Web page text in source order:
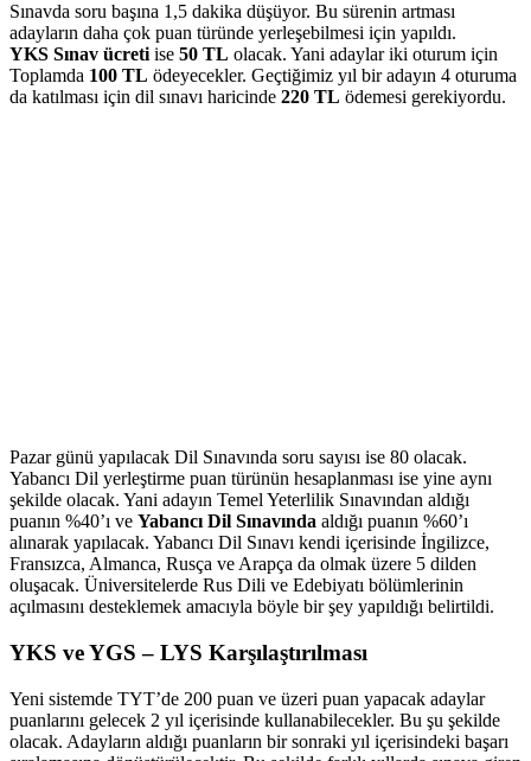
Sınavda soru başına 1,5 dakika düşüyor. Bu sürenin artması
adayların daha çok puan türünde yerleşebilmesi için yapıldı.
YKS Sınav ücreti ise 50 TL olacak. Yani adaylar iki oturum için
Toplamda 100 TL ödeyecekler. Geçtiğimiz yıl bir adayın 4 oturuma
da katılması için dil sınavı haricinde 220 TL ödemesi gerekiyordu.
Pazar günü yapılacak Dil Sınavında soru sayısı ise 80 olacak.
Yabancı Dil yerleştirme puan türünün hesaplanması ise yine aynı
şekilde olacak. Yani adayın Temel Yeterlilik Sınavından aldığı
puanın %40’ı ve Yabancı Dil Sınavında aldığı puanın %60’ı
alınarak yapılacak. Yabancı Dil Sınavı kendi içerisinde İngilizce,
Fransızca, Almanca, Rusça ve Arapça da olmak üzere 5 dilden
oluşacak. Üniversitelerde Rus Dili ve Edebiyatı bölümlerinin
açılmasını desteklemek amacıyla böyle bir şey yapıldığı belirtildi.
YKS ve YGS – LYS Karşılaştırılması
Yeni sistemde TYT’de 200 puan ve üzeri puan yapacak adaylar
puanlarını gelecek 2 yıl içerisinde kullanabilecekler. Bu şu şekilde
olacak. Adayların aldığı puanların bir sonraki yıl içerisindeki başarı